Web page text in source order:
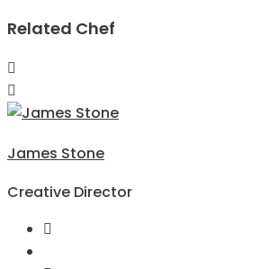
Related Chef
James Stone
Creative Director